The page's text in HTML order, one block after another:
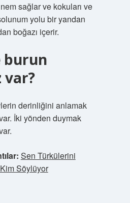
sağlar ve kokuları ve
yolu bir yandan
boğazı içerir.
burun
var?
derinliğini anlamak
İki yönden duymak
Sen Türkülerini
Söylüyor